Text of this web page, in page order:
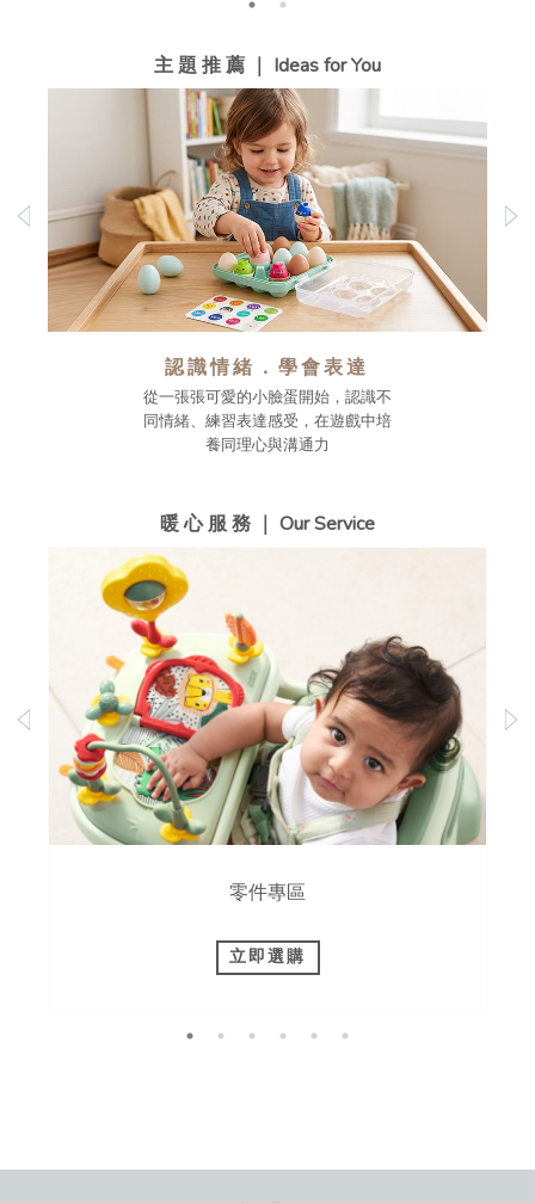
主 題 推 薦 ｜ Ideas for You
認識情緒．學會表達
從一張張可愛的小臉蛋開始，認識不
同情緒、練習表達感受，在遊戲中培
養同理心與溝通力
暖 心 服 務 ｜ Our Service
零件專區
立即選購